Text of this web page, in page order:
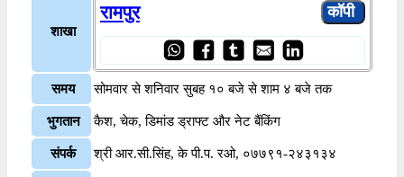
शाखा
रामपुर
समय सोमवार से शनिवार सुबह १० बजे से शाम ४ बजे तक
भुगतान कैश, चेक, डिमांड ड्राफ्ट और नेट बैंकिंग
संपर्क श्री आर.सी.सिंह, के पी.प. रओ, ०७७९१-२४३१३४